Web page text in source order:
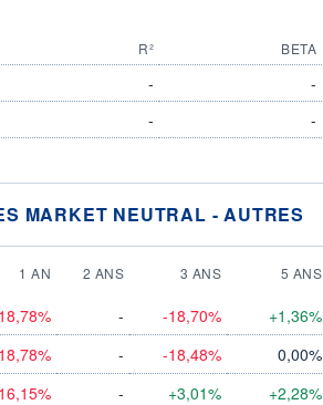
R²
BETA
- -
- -
MARKET NEUTRAL - AUTRES
1 AN 2 ANS 3 ANS 5 ANS
- -18,70%
+1,36%
- -18,48%
0,00%
- +3,01%
+2,28%